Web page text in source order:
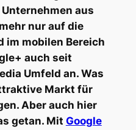
aus
nur auf die
im mobilen Bereich
auch seit
Umfeld an. Was
Markt für
Aber auch hier
getan. Mit Google